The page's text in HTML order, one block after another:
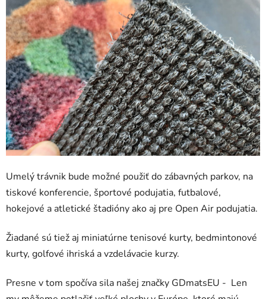
Umelý trávnik bude možné použiť do zábavných parkov, na
tiskové konferencie, športové podujatia, futbalové,
hokejové a atletické štadióny ako aj pre Open Air podujatia.
Žiadané sú tiež aj miniatúrne tenisové kurty, bedmintonové
kurty, golfové ihriská a vzdelávacie kurzy.
Presne v tom spočíva sila našej značky GDmatsEU - Len